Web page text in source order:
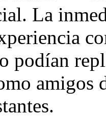
La
podían
amigos